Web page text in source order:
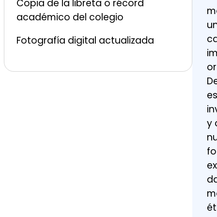
Copia de la libreta o récord
académico del colegio
Fotografía digital actualizada
y